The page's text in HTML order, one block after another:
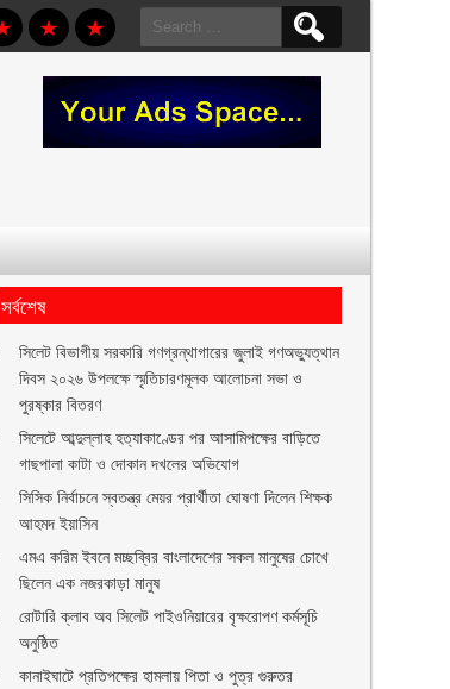
Search
for:
সর্বশেষ
সিলেট বিভাগীয় সরকারি গণগ্রন্থাগারের জুলাই গণঅভ্যুত্থান
দিবস ২০২৬ উপলক্ষে স্মৃতিচারণমূলক আলোচনা সভা ও
পুরষ্কার বিতরণ ‎ ‎
সিলেটে আব্দুল্লাহ হত্যাকাণ্ডের পর আসামিপক্ষের বাড়িতে
গাছপালা কাটা ও দোকান দখলের অভিযোগ
সিসিক নির্বাচনে স্বতন্ত্র মেয়র প্রার্থীতা ঘোষণা দিলেন শিক্ষক
আহমদ ইয়াসিন
এমএ করিম ইবনে মচ্ছব্বির বাংলাদেশের সকল মানুষের চোখে
ছিলেন এক নজরকাড়া মানুষ ‎
রোটারি ক্লাব অব সিলেট পাইওনিয়ারের বৃক্ষরোপণ কর্মসূচি
অনুষ্ঠিত
কানাইঘাটে প্রতিপক্ষের হামলায় পিতা ও পুত্র গুরুতর